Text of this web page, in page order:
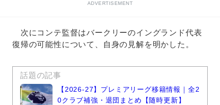
ADVERTISEMENT
次にコンテ監督はバークリーのイングランド代表
復帰の可能性について、自身の見解を明かした。
話題の記事
【2026-27】プレミアリーグ移籍情報｜全2
0クラブ補強・退団まとめ【随時更新】